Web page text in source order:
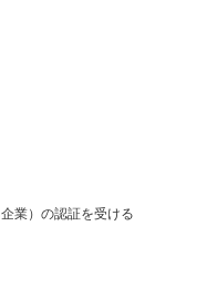
業）の認証を受ける